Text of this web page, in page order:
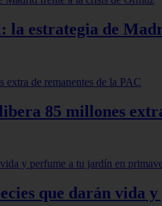
la estrategia de
85 millones
que darán